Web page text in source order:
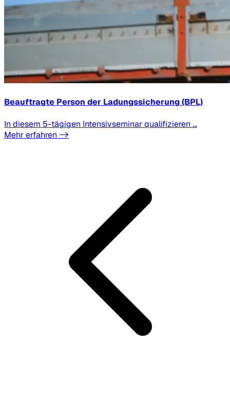
Beauftragte Person der Ladungssicherung (BPL)
In diesem 5-tägigen Intensivseminar qualifizieren ...
Mehr erfahren ->